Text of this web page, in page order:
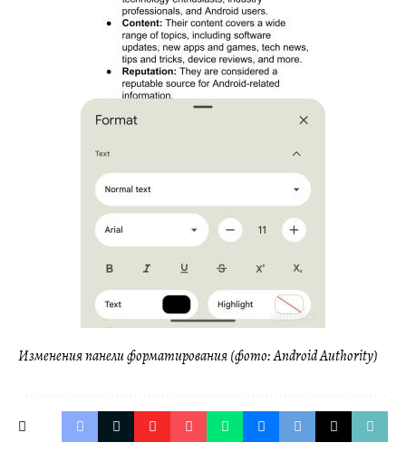
Изменения панели форматирования (фото: Android Authority)